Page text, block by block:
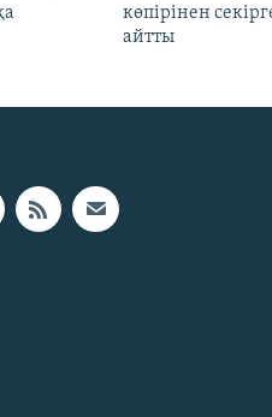
көпірінен
айтты